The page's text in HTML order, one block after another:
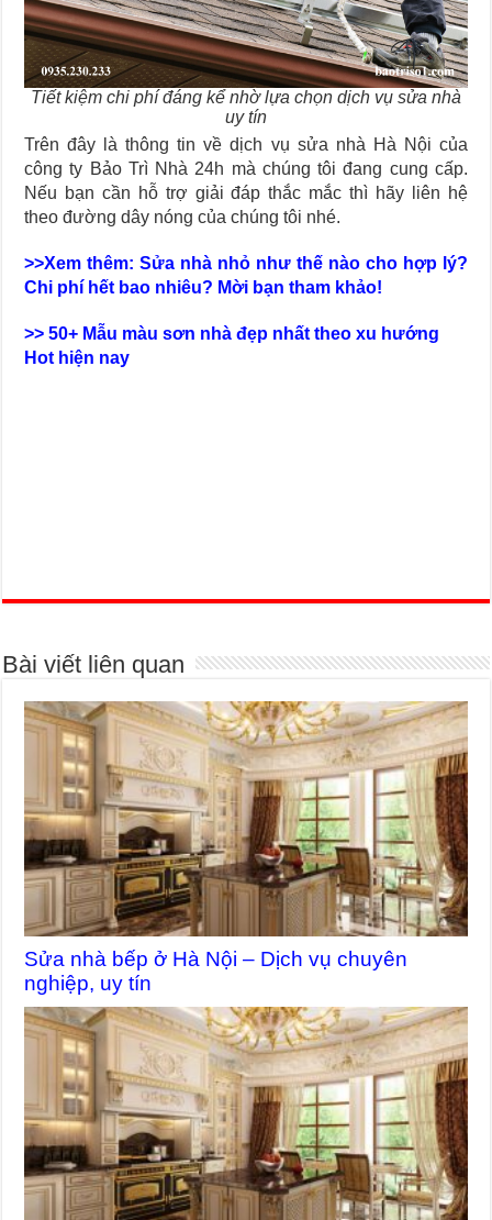
Tiết kiệm chi phí đáng kể nhờ lựa chọn dịch vụ sửa nhà
uy tín
Trên đây là thông tin về dịch vụ sửa nhà Hà Nội của
công ty Bảo Trì Nhà 24h mà chúng tôi đang cung cấp.
Nếu bạn cần hỗ trợ giải đáp thắc mắc thì hãy liên hệ
theo đường dây nóng của chúng tôi nhé.
>>Xem thêm: Sửa nhà nhỏ như thế nào cho hợp lý?
Chi phí hết bao nhiêu? Mời bạn tham khảo!
>> 50+ Mẫu màu sơn nhà đẹp nhất theo xu hướng
Hot hiện nay
Bài viết liên quan
Sửa nhà bếp ở Hà Nội – Dịch vụ chuyên
nghiệp, uy tín